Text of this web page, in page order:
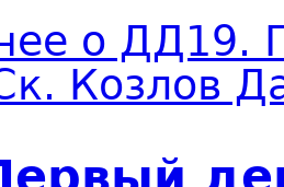
о ДД19.
Козлов